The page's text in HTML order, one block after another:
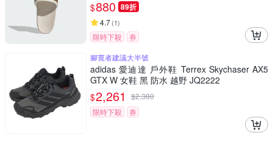
$880 89折
4.7(1)
限時下殺
券
腳寬者建議大半號
adidas 愛迪達 戶外鞋 Terrex Skychaser AX5
GTX W 女鞋 黑 防水 越野 JQ2222
$2,261 $2,380
限時下殺
券